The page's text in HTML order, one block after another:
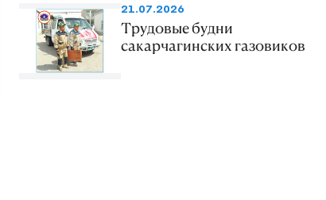
21.07.2026
Трудовые будни
сакарчагинских газовиков